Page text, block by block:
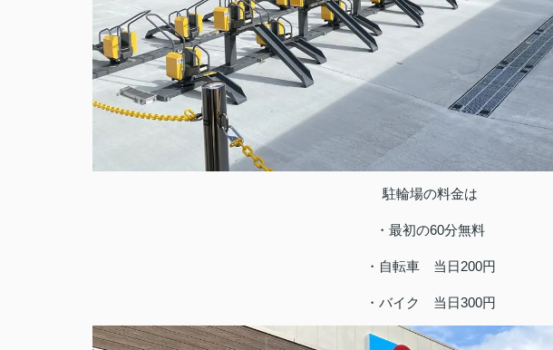
駐輪場の料金は
・最初の60分無料
・自転車 当日200円
・バイク 当日300円